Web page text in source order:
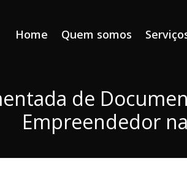
Home Quem somos
de
Empreendedor